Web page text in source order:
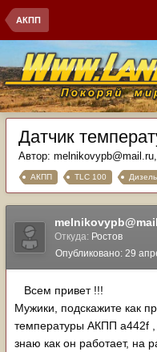
АКПП
Датчик
Автор: melnikovypb@mail.ru,
АКПП TLC 100 Дизель
Откуда: Ростов
Опубликовано: 29
Всем привет !!!
Мужики, подскажите как
температуры АКПП a442f ,
знаю как он работает, на